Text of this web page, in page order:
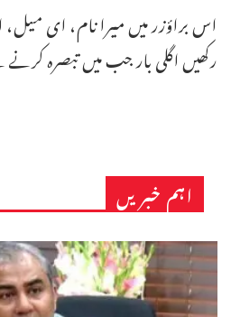
اس براؤزر میں میرا نام، ای
رکھیں اگلی بار جب میں تبصرہ
اہم خبریں